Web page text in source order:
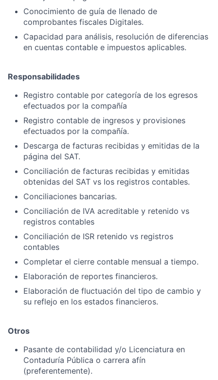
Conocimiento de guía de llenado de
comprobantes fiscales Digitales.
Capacidad para análisis, resolución de diferencias
en cuentas contable e impuestos aplicables.
Responsabilidades
Registro contable por categoría de los egresos
efectuados por la compañía
Registro contable de ingresos y provisiones
efectuados por la compañía.
Descarga de facturas recibidas y emitidas de la
página del SAT.
Conciliación de facturas recibidas y emitidas
obtenidas del SAT vs los registros contables.
Conciliaciones bancarias.
Conciliación de IVA acreditable y retenido vs
registros contables
Conciliación de ISR retenido vs registros
contables
Completar el cierre contable mensual a tiempo.
Elaboración de reportes financieros.
Elaboración de fluctuación del tipo de cambio y
su reflejo en los estados financieros.
Otros
Pasante de contabilidad y/o Licenciatura en
Contaduría Pública o carrera afín
(preferentemente).